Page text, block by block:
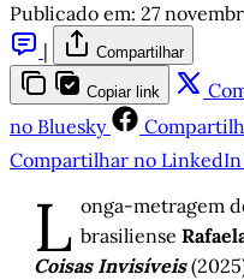
Publicado em: 27
|
Compartilhar
Copiar link
no Bluesky
Compartilhar no LinkedIn
L onga-metragem
brasiliense
Coisas Invisíveis